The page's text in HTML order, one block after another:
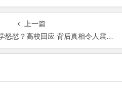
讯网】
娱乐资讯网】
上一篇
校回应 背后真相令人震惊【365娱乐资讯网】